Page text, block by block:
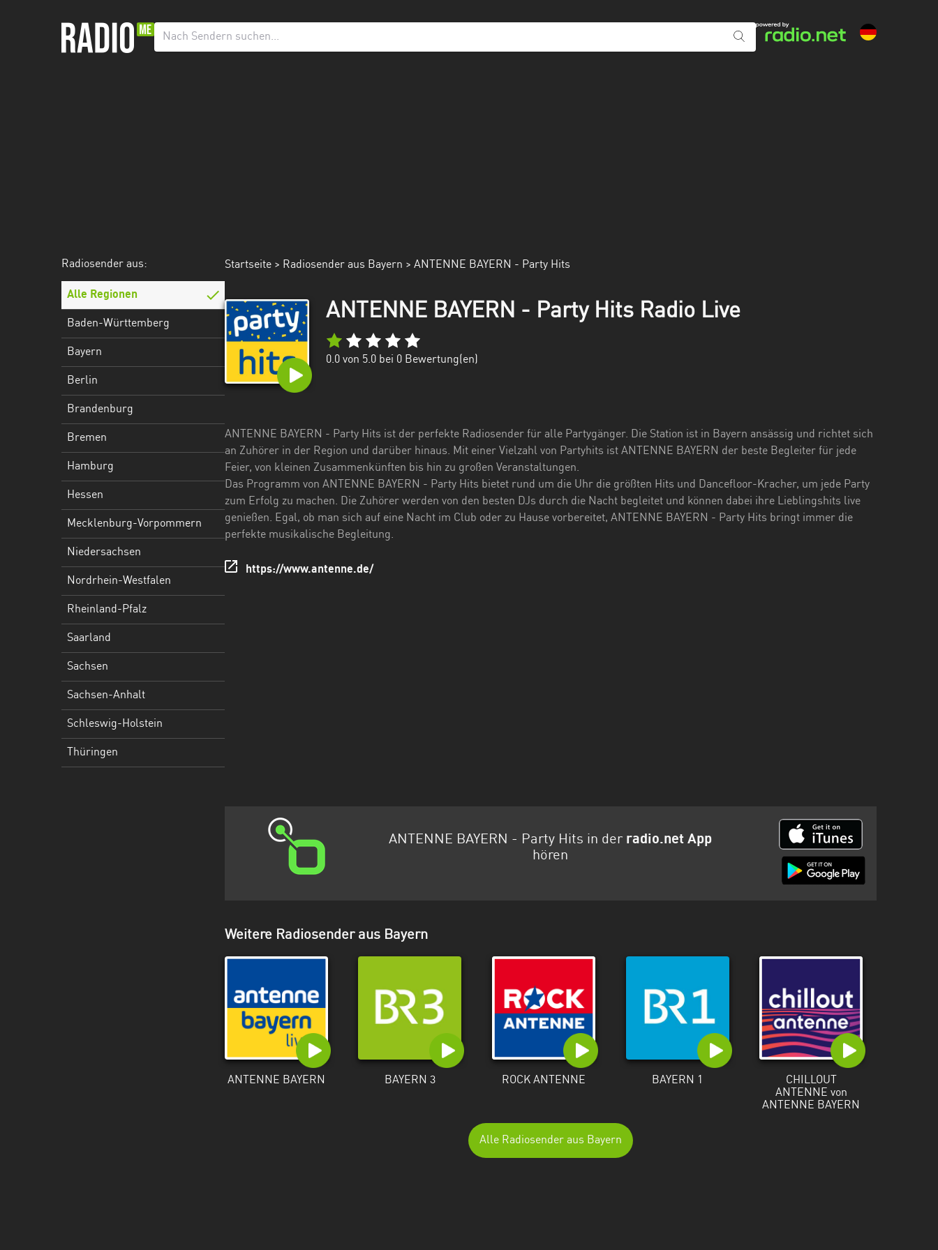
Hamburg
Mecklenburg-
Vorpommern
Niedersachsen
Nordrhein-
Westfalen
Rheinland-
Sachsen-
Thüringen
Radiosender aus:
Alle Regionen
Baden-Württemberg
Bayern
Berlin
Brandenburg
Bremen
Hamburg
Hessen
Mecklenburg-Vorpommern
Niedersachsen
Nordrhein-Westfalen
Rheinland-Pfalz
Saarland
Sachsen
Sachsen-Anhalt
Schleswig-Holstein
Thüringen
Startseite> Radiosender aus Bayern > ANTENNE BAYERN - Party Hits
ANTENNE BAYERN - Party Hits Radio Live
0.0von 5.0 bei 0Bewertung(en)
ANTENNE BAYERN - Party Hits ist der perfekte Radiosender für alle Partygänger. Die Station ist in Bayern ansässig und richtet sich
an Zuhörer in der Region und darüber hinaus. Mit einer Vielzahl von Partyhits ist ANTENNE BAYERN der beste Begleiter für jede
Feier, von kleinen Zusammenkünften bis hin zu großen Veranstaltungen.
Das Programm von ANTENNE BAYERN - Party Hits bietet rund um die Uhr die größten Hits und Dancefloor-Kracher, um jede Party
zum Erfolg zu machen. Die Zuhörer werden von den besten DJs durch die Nacht begleitet und können dabei ihre Lieblingshits live
genießen. Egal, ob man sich auf eine Nacht im Club oder zu Hause vorbereitet, ANTENNE BAYERN - Party Hits bringt immer die
perfekte musikalische Begleitung.
https://www.antenne.de/
ANTENNE BAYERN - Party Hits in der radio.net App
hören
Weitere Radiosender aus Bayern
ANTENNE BAYERN BAYERN 3 ROCK ANTENNE BAYERN 1
CHILLOUT
ANTENNE von
ANTENNE BAYERN
Alle Radiosender aus Bayern